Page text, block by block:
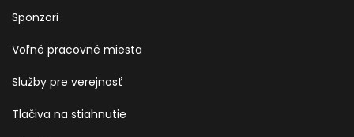
Sponzori
Voľné pracovné miesta
Služby pre verejnosť
Tlačiva na stiahnutie